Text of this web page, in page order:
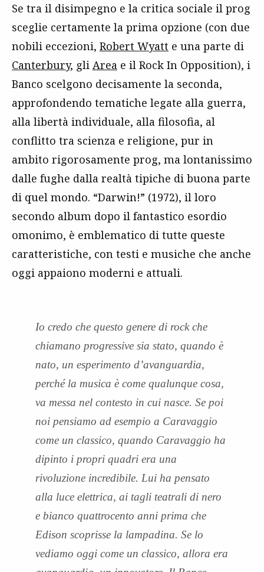
Se tra il disimpegno e la critica sociale il prog
sceglie certamente la prima opzione (con due
nobili eccezioni, Robert Wyatt e una parte di
Canterbury, gli Area e il Rock In Opposition), i
Banco scelgono decisamente la seconda,
approfondendo tematiche legate alla guerra,
alla libertà individuale, alla filosofia, al
conflitto tra scienza e religione, pur in
ambito rigorosamente prog, ma lontanissimo
dalle fughe dalla realtà tipiche di buona parte
di quel mondo. “Darwin!” (1972), il loro
secondo album dopo il fantastico esordio
omonimo, è emblematico di tutte queste
caratteristiche, con testi e musiche che anche
oggi appaiono moderni e attuali.
Io credo che questo genere di rock che
chiamano progressive sia stato, quando è
nato, un esperimento d’avanguardia,
perché la musica è come qualunque cosa,
va messa nel contesto in cui nasce. Se poi
noi pensiamo ad esempio a Caravaggio
come un classico, quando Caravaggio ha
dipinto i propri quadri era una
rivoluzione incredibile. Lui ha pensato
alla luce elettrica, ai tagli teatrali di nero
e bianco quattrocento anni prima che
Edison scoprisse la lampadina. Se lo
vediamo oggi come un classico, allora era